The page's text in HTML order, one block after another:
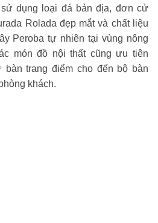
dụng loại đá bản địa, đơn cử
Rolada đẹp mắt và chất liệu
Peroba tự nhiên tại vùng nông
món đồ nội thất cũng ưu tiên
bàn trang điểm cho đến bộ bàn
khách.